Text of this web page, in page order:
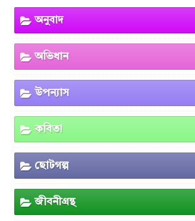
অনুবাদ
অভিধান
উপন্যাস
কবিতা
ছোটগল্প
জীবনীগ্রন্থ